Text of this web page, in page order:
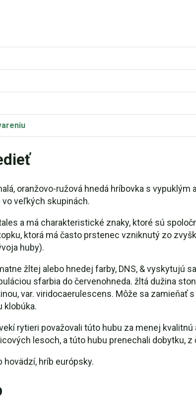
oranžovo-ružová hnedá hríbovka s
veľkých skupinách.
a má charakteristické znaky, ktoré sú
ktorá má často prstenec vzniknutý zo
huby).
žltej alebo hnedej farby, DNS, & vyskytujú
sfarbia do červenohneda. žltá dužina
var. viridocaerulescens. Môže sa zamieňať s
klobúka.
rytieri považovali túto hubu za menej
lesoch, a túto hubu prenechali dobytku, z
hovädzí, hríb európsky.